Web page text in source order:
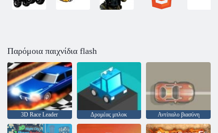
Παρόμοια παιχνίδια flash
3D Race Leader Δρομέας μπλοκ Αντίπαλο βιασύνη